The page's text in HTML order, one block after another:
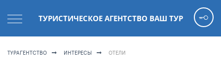
ТУРИСТИЧЕСКОЕ АГЕНТСТВО ВАШ ТУР
ТУРАГЕНТСТВО ИНТЕРЕСЫ ОТЕЛИ